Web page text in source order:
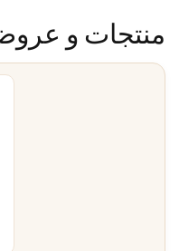
منتجات و عروض